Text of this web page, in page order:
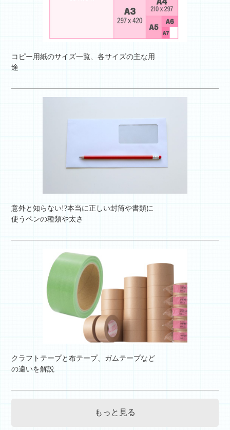
コピー用紙のサイズ一覧、各サイズの主な用
途
意外と知らない!?本当に正しい封筒や書類に
使うペンの種類や太さ
クラフトテープと布テープ、ガムテープなど
の違いを解説
もっと見る